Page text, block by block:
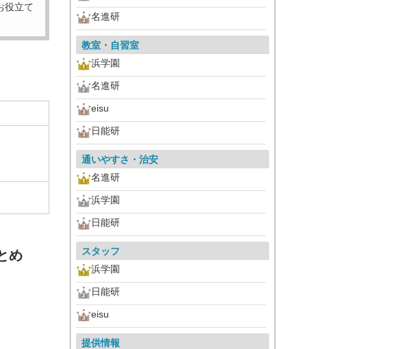
役立て
め
名進研
教室・自習室
浜学園
名進研
eisu
日能研
通いやすさ・治安
名進研
浜学園
日能研
スタッフ
浜学園
日能研
eisu
提供情報